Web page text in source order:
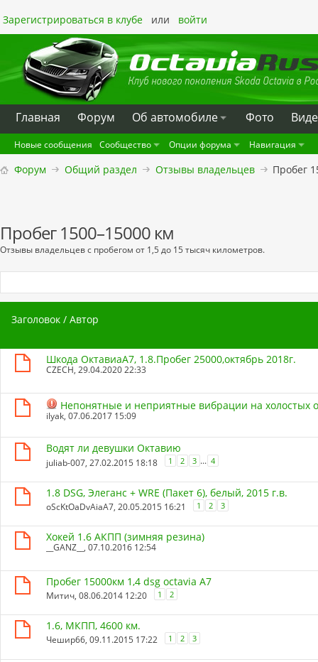
Зарегистрироваться в клубе или войти
Главная Форум Oб автомобиле Фото
Новые сообщения Сообщество Опции форума Навигация
Форум Общий раздел Отзывы владельцев Пробег
Пробег 1500–15000 км
Отзывы владельцев с пробегом от 1,5 до 15 тысяч километров.
Заголовок / Автор
Шкода ОктавиаА7, 1.8.Пробег 25000,октябрь 2018г.
CZECH, 29.04.2020 22:33
Непонятные и неприятные вибрации на холостых
ilyak, 07.06.2017 15:09
Водят ли девушки Октавию
juliab-007, 27.02.2015 18:18 1 2 3 ... 4
1.8 DSG, Элеганс + WRE (Пакет 6), белый, 2015 г.в.
oScKtOaDvAiaA7, 20.05.2015 16:21 1 2 3
Хокей 1.6 АКПП (зимняя резина)
__GANZ__ , 07.10.2016 12:54
Пробег 15000км 1,4 dsg octavia A7
Митич, 08.06.2014 12:20 1 2
1.6, МКПП, 4600 км.
Чешир66, 09.11.2015 17:22 1 2 3